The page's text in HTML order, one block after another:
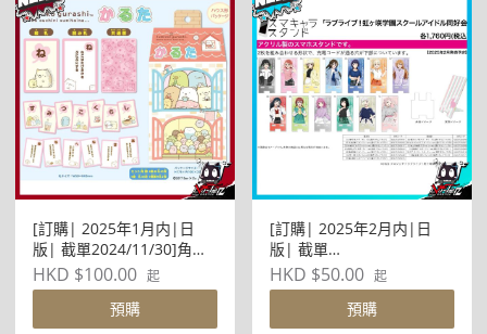
[訂購| 2025年1月内|日
版| 截單2024/11/30]角落
生物 かるた
HKD $100.00 起
預購
[訂購| 2025年2月内|日
版| 截單
2024/12/01]LOVELIVE!虹
ヶ咲学園スクールアイドル
同好会 スマキャラ立牌 (共
HKD $50.00 起
預購